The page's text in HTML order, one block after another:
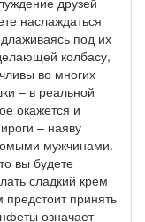
наслаждаться
под их
колбасу,
во многих
– в реальной
окажется и
– наяву
мужчинами.
вы будете
сладкий крем
предстоит принять
означает